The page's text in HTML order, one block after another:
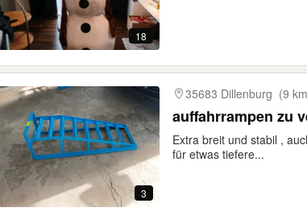
18
3
35683 Dillenburg (9
auffahrrampen zu
Extra breit und stabil ,
für etwas tiefere...